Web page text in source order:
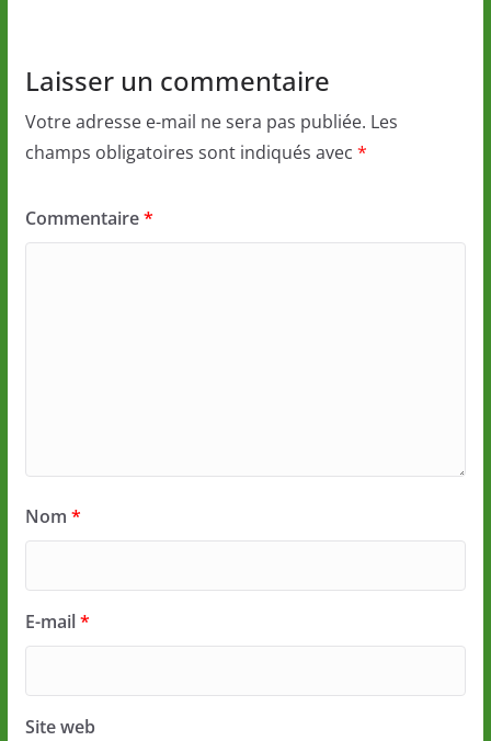
Laisser un commentaire
Votre adresse e-mail ne sera pas publiée. Les
champs obligatoires sont indiqués avec *
Commentaire*
Nom *
E-mail*
Site web